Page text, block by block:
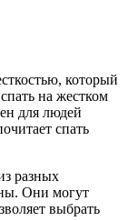
который
на жестком
для людей
спать
разных
Они могут
выбрать